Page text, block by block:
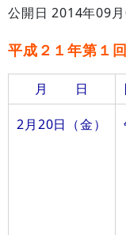
公開日 2014年09
平成２１年第１
月 日
2月20日（金）